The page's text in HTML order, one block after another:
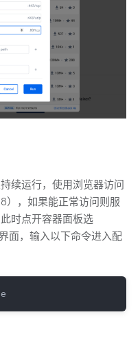
续运行，使用浏览器访问
），如果能正常访问则服
时点开容器面板选
面，输入以下命令进入配